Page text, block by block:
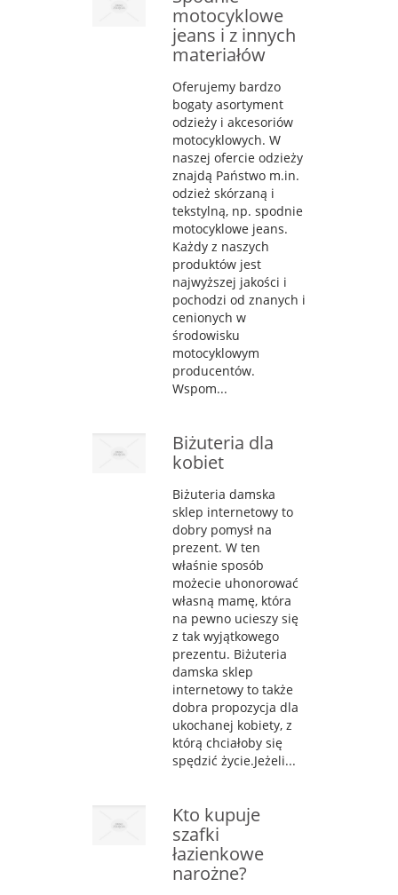
motocyklowe
jeans i z innych
materiałów
Oferujemy bardzo
bogaty asortyment
odzieży i akcesoriów
motocyklowych. W
naszej ofercie odzieży
znajdą Państwo m.in.
odzież skórzaną i
tekstylną, np. spodnie
motocyklowe jeans.
Każdy z naszych
produktów jest
najwyższej jakości i
pochodzi od znanych i
cenionych w
środowisku
motocyklowym
producentów.
Wspom...
Biżuteria dla
kobiet
Biżuteria damska
sklep internetowy to
dobry pomysł na
prezent. W ten
właśnie sposób
możecie uhonorować
własną mamę, która
na pewno ucieszy się
z tak wyjątkowego
prezentu. Biżuteria
damska sklep
internetowy to także
dobra propozycja dla
ukochanej kobiety, z
którą chciałoby się
spędzić życie.Jeżeli...
Kto kupuje
szafki
łazienkowe
narożne?